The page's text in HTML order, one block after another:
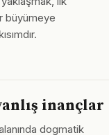
büyümeye
inançlar
dogmatik